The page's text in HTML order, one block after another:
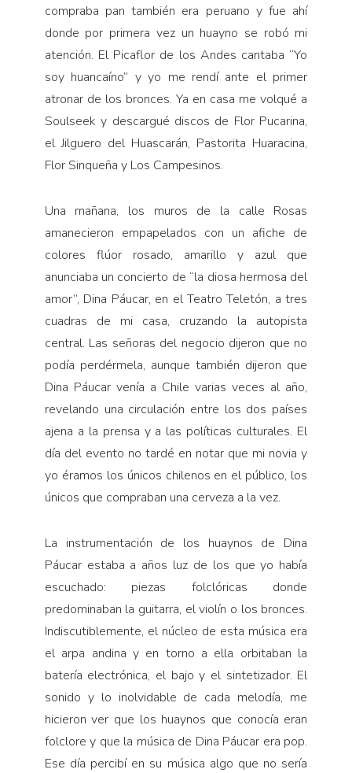
compraba pan también era peruano y fue ahí
donde por primera vez un huayno se robó mi
atención. El Picaflor de los Andes cantaba “Yo
soy huancaíno” y yo me rendí ante el primer
atronar de los bronces. Ya en casa me volqué a
Soulseek y descargué discos de Flor Pucarina,
el Jilguero del Huascarán, Pastorita Huaracina,
Flor Sinqueña y Los Campesinos.
Una mañana, los muros de la calle Rosas
amanecieron empapelados con un afiche de
colores flúor rosado, amarillo y azul que
anunciaba un concierto de “la diosa hermosa del
amor”, Dina Páucar, en el Teatro Teletón, a tres
cuadras de mi casa, cruzando la autopista
central. Las señoras del negocio dijeron que no
podía perdérmela, aunque también dijeron que
Dina Páucar venía a Chile varias veces al año,
revelando una circulación entre los dos países
ajena a la prensa y a las políticas culturales. El
día del evento no tardé en notar que mi novia y
yo éramos los únicos chilenos en el público, los
únicos que compraban una cerveza a la vez.
La instrumentación de los huaynos de Dina
Páucar estaba a años luz de los que yo había
escuchado: piezas folclóricas donde
predominaban la guitarra, el violín o los bronces.
Indiscutiblemente, el núcleo de esta música era
el arpa andina y en torno a ella orbitaban la
batería electrónica, el bajo y el sintetizador. El
sonido y lo inolvidable de cada melodía, me
hicieron ver que los huaynos que conocía eran
folclore y que la música de Dina Páucar era pop.
Ese día percibí en su música algo que no sería